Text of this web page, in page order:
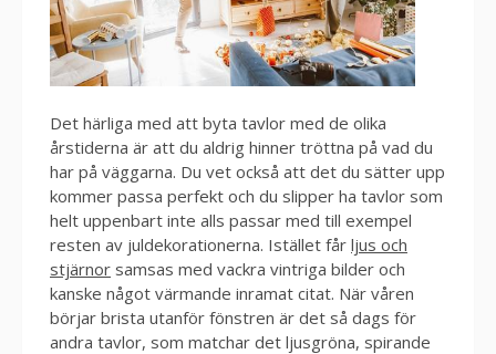
Det härliga med att byta tavlor med de olika
årstiderna är att du aldrig hinner tröttna på vad du
har på väggarna. Du vet också att det du sätter upp
kommer passa perfekt och du slipper ha tavlor som
helt uppenbart inte alls passar med till exempel
resten av juldekorationerna. Istället får ljus och
stjärnor samsas med vackra vintriga bilder och
kanske något värmande inramat citat. När våren
börjar brista utanför fönstren är det så dags för
andra tavlor, som matchar det ljusgröna, spirande